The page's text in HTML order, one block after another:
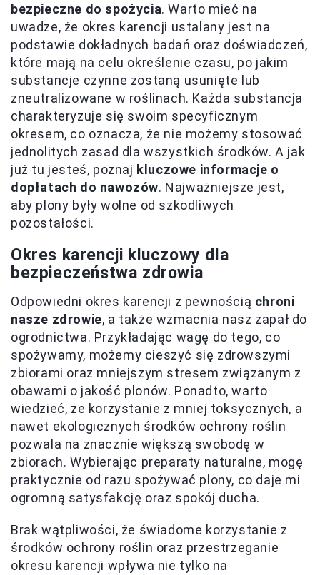
bezpieczne do spożycia. Warto mieć na
uwadze, że okres karencji ustalany jest na
podstawie dokładnych badań oraz doświadczeń,
które mają na celu określenie czasu, po jakim
substancje czynne zostaną usunięte lub
zneutralizowane w roślinach. Każda substancja
charakteryzuje się swoim specyficznym
okresem, co oznacza, że nie możemy stosować
jednolitych zasad dla wszystkich środków. A jak
już tu jesteś, poznaj kluczowe informacje o
dopłatach do nawozów. Najważniejsze jest,
aby plony były wolne od szkodliwych
pozostałości.
Okres karencji kluczowy dla
bezpieczeństwa zdrowia
Odpowiedni okres karencji z pewnością chroni
nasze zdrowie, a także wzmacnia nasz zapał do
ogrodnictwa. Przykładając wagę do tego, co
spożywamy, możemy cieszyć się zdrowszymi
zbiorami oraz mniejszym stresem związanym z
obawami o jakość plonów. Ponadto, warto
wiedzieć, że korzystanie z mniej toksycznych, a
nawet ekologicznych środków ochrony roślin
pozwala na znacznie większą swobodę w
zbiorach. Wybierając preparaty naturalne, mogę
praktycznie od razu spożywać plony, co daje mi
ogromną satysfakcję oraz spokój ducha.
Brak wątpliwości, że świadome korzystanie z
środków ochrony roślin oraz przestrzeganie
okresu karencji wpływa nie tylko na